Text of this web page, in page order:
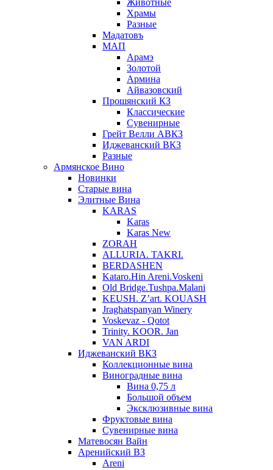
Животные
Храмы
Разные
Мадатовъ
МАП
Арамэ
Золотой
Армина
Айвазовский
Прошянский КЗ
Классические
Сувенирные
Грейт Велли АВКЗ
Иджеванский ВКЗ
Разные
Армянское Вино
Новинки
Старые вина
Элитные Вина
KARAS
Karas
Karas New
ZORAH
ALLURIA. TAKRI.
BERDASHEN
Kataro.Hin Areni.Voskeni
Old Bridge.Tushpa.Malani
KEUSH. Z’art. KOUASH
Jraghatspanyan Winery
Voskevaz - Qotot
Trinity. KOOR. Jan
VAN ARDI
Иджеванский ВКЗ
Коллекционные вина
Виноградные вина
Вина 0,75 л
Большой объем
Эксклюзивные вина
Фруктовые вина
Cувенирные вина
Матевосян Вайн
Аренийский ВЗ
Areni